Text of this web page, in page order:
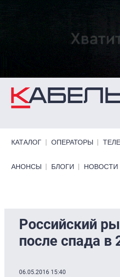
содержанию
КАТАЛОГ ОПЕРАТОРЫ
Primary links bottom
АНОНСЫ БЛОГИ НОВОСТИ
Российский
после спада в
06.05.2016 15:40